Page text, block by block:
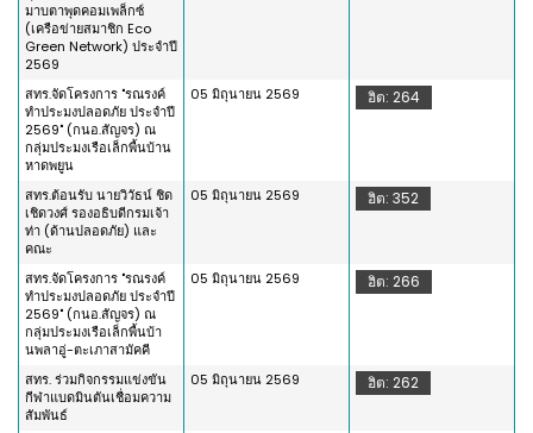
มาบตาพุดคอมเพล็กซ์
(เครือข่ายสมาชิก Eco
Green Network) ประจำปี
2569
สทร.จัดโครงการ "รณรงค์
ทำประมงปลอดภัย ประจำปี
2569" (กนอ.สัญจร) ณ
กลุ่มประมงเรือเล็กพื้นบ้าน
หาดพยูน
05 มิถุนายน 2569 ฮิต: 264
สทร.ต้อนรับ นายวิวัธน์ ชิด
เชิดวงศ์ รองอธิบดีกรมเจ้า
ท่า (ด้านปลอดภัย) และ
คณะ
05 มิถุนายน 2569 ฮิต: 352
สทร.จัดโครงการ "รณรงค์
ทำประมงปลอดภัย ประจำปี
2569" (กนอ.สัญจร) ณ
กลุ่มประมงเรือเล็กพื้นบ้า
นพลาอู่-ตะเภาสามัคคี
05 มิถุนายน 2569 ฮิต: 266
สทร. ร่วมกิจกรรมแข่งขัน
กีฬาแบดมินตันเชื่อมความ
สัมพันธ์
05 มิถุนายน 2569 ฮิต: 262